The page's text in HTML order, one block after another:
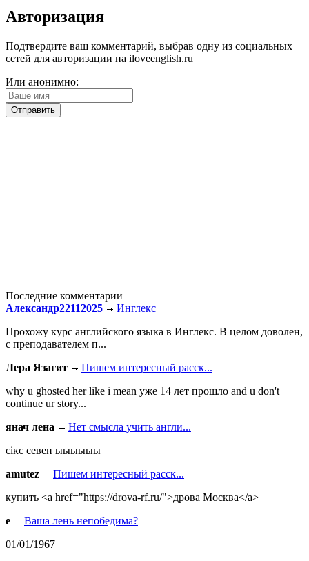
Авторизация
Подтвердите ваш комментарий, выбрав одну из социальных
сетей для авторизации на iloveenglish.ru
Или анонимно:
Последние комментарии
Александр22112025
Инглекс
Прохожу курс английского языка в Инглекс. В целом доволен,
с преподавателем п...
Лера Язагит
Пишем интересный расск...
why u ghosted her like i mean уже 14 лет прошло and u don't
continue ur story...
янач лена
Нет смысла учить англи...
сiкс севен ыыыыыы
amutez
Пишем интересный расск...
купить <a href="https://drova-rf.ru/">дрова Москва</a>
e
Ваша лень непобедима?
01/01/1967